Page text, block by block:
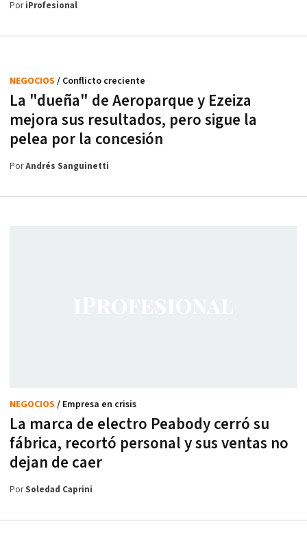
PoriProfesional
La "dueña" de Aeroparque y Ezeiza
mejora sus resultados, pero sigue la
pelea por la concesión
NEGOCIOS / Conflicto creciente
PorAndrés Sanguinetti
La marca de electro Peabody cerró su
fábrica, recortó personal y sus ventas no
dejan de caer
NEGOCIOS / Empresa en crisis
PorSoledad Caprini